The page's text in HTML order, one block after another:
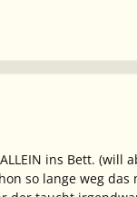
ins Bett. (will
so lange weg